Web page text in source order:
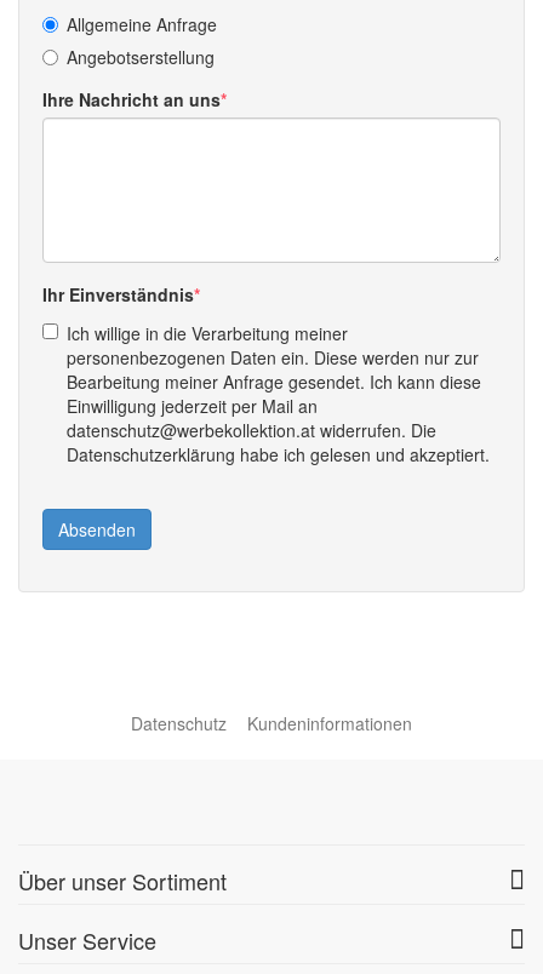
Allgemeine Anfrage
Angebotserstellung
Ihre Nachricht an uns
Ihr Einverständnis
Ich willige in die Verarbeitung meiner
personenbezogenen Daten ein. Diese werden nur zur
Bearbeitung meiner Anfrage gesendet. Ich kann diese
Einwilligung jederzeit per Mail an
datenschutz@werbekollektion.at widerrufen. Die
Datenschutzerklärung habe ich gelesen und akzeptiert.
Absenden
Datenschutz Kundeninformationen
Über unser Sortiment
Unser Service